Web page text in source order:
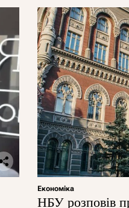
Економіка
НБУ розповів